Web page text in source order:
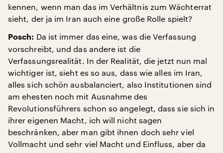
kennen, wenn man das im Verhältnis zum Wächterrat
sieht, der ja im Iran auch eine große Rolle spielt?
Posch: Da ist immer das eine, was die Verfassung
vorschreibt, und das andere ist die
Verfassungsrealität. In der Realität, die jetzt nun mal
wichtiger ist, sieht es so aus, dass wie alles im Iran,
alles sich schön ausbalanciert, also Institutionen sind
am ehesten noch mit Ausnahme des
Revolutionsführers schon so angelegt, dass sie sich in
ihrer eigenen Macht, ich will nicht sagen
beschränken, aber man gibt ihnen doch sehr viel
Vollmacht und sehr viel Macht und Einfluss, aber da